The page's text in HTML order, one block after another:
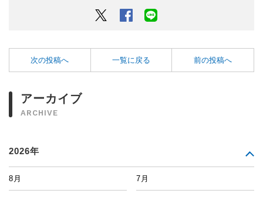
Twitter Facebook
次の投稿へ 一覧に戻る 前の投稿へ
アーカイブ
ARCHIVE
2026年
8月 7月